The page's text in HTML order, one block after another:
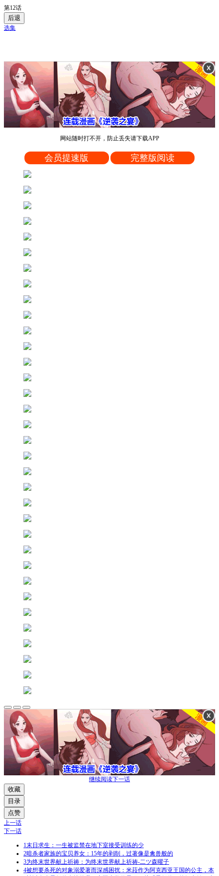
第12话
后退
选集
网站随时打不开，防止丢失请下载APP
会员提速版 完整版阅读
继续阅读下一话
收藏
目录
点赞
上一话
下一话
1末日求生：一生被监禁在地下室接受训练的少
2暗杀者家族的宝贝养女：15年的剥削，过著像是禽兽般的
3为终末世界献上祈祷：为终末世界献上祈祷-二ツ森曜子
4被想要杀死的对象溺爱著而深感困扰：米菈作为阿克西亚王国的公主，本